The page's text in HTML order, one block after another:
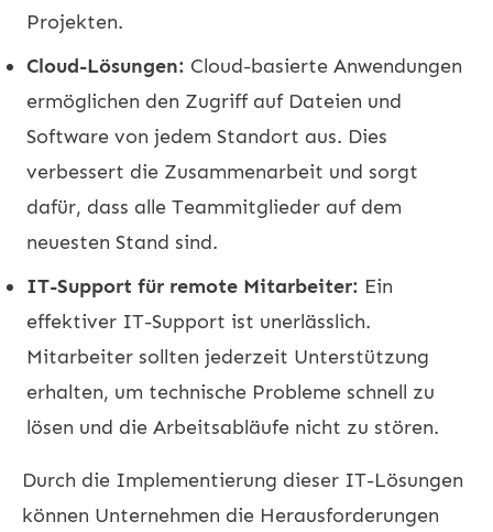
Projekten.
Cloud-Lösungen: Cloud-basierte Anwendungen
ermöglichen den Zugriff auf Dateien und
Software von jedem Standort aus. Dies
verbessert die Zusammenarbeit und sorgt
dafür, dass alle Teammitglieder auf dem
neuesten Stand sind.
IT-Support für remote Mitarbeiter: Ein
effektiver IT-Support ist unerlässlich.
Mitarbeiter sollten jederzeit Unterstützung
erhalten, um technische Probleme schnell zu
lösen und die Arbeitsabläufe nicht zu stören.
Durch die Implementierung dieser IT-Lösungen
können Unternehmen die Herausforderungen